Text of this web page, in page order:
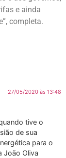
e ainda
completa.
27/05/2020 às 13:48
tive o
de sua
para o
João Oliva